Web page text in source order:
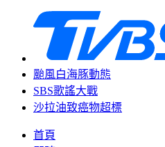
颱風白海豚動態
SBS歌謠大戰
沙拉油致癌物超標
首頁